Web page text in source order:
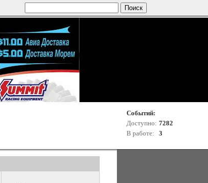
Событий:
Доступно: 7282
В работе:
3